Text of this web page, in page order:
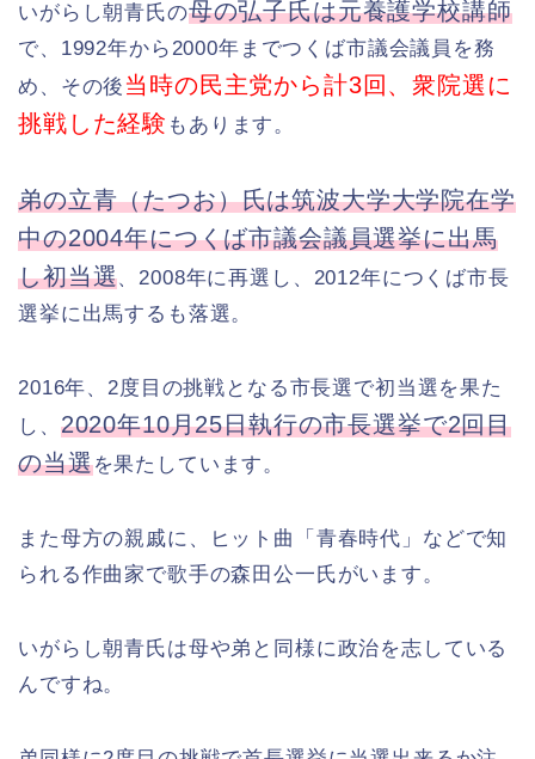
いがらし朝青氏の母の弘子氏は元養護学校講師
で、1992年から2000年までつくば市議会議員を務
め、その後 当時の民主党から計3回、衆院選に
挑戦した経験 もあります。
弟の立青（たつお）氏は筑波大学大学院在学
中の2004年につくば市議会議員選挙に出馬
し初当選、2008年に再選し、2012年につくば市長
選挙に出馬するも落選。
2016年、2度目の挑戦となる市長選で初当選を果た
し、 2020年10月25日執行の市長選挙で2回目
の当選を果たしています。
また母方の親戚に、ヒット曲「青春時代」などで知
られる作曲家で歌手の森田公一氏がいます。
いがらし朝青氏は母や弟と同様に政治を志している
んですね。